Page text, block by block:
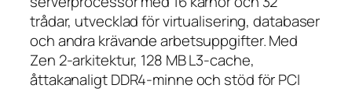
trådar, utvecklad för virtualisering, databaser
och andra krävande arbetsuppgifter. Med
Zen 2-arkitektur, 128 MB L3-cache,
åttakanaligt DDR4-minne och stöd för PCI